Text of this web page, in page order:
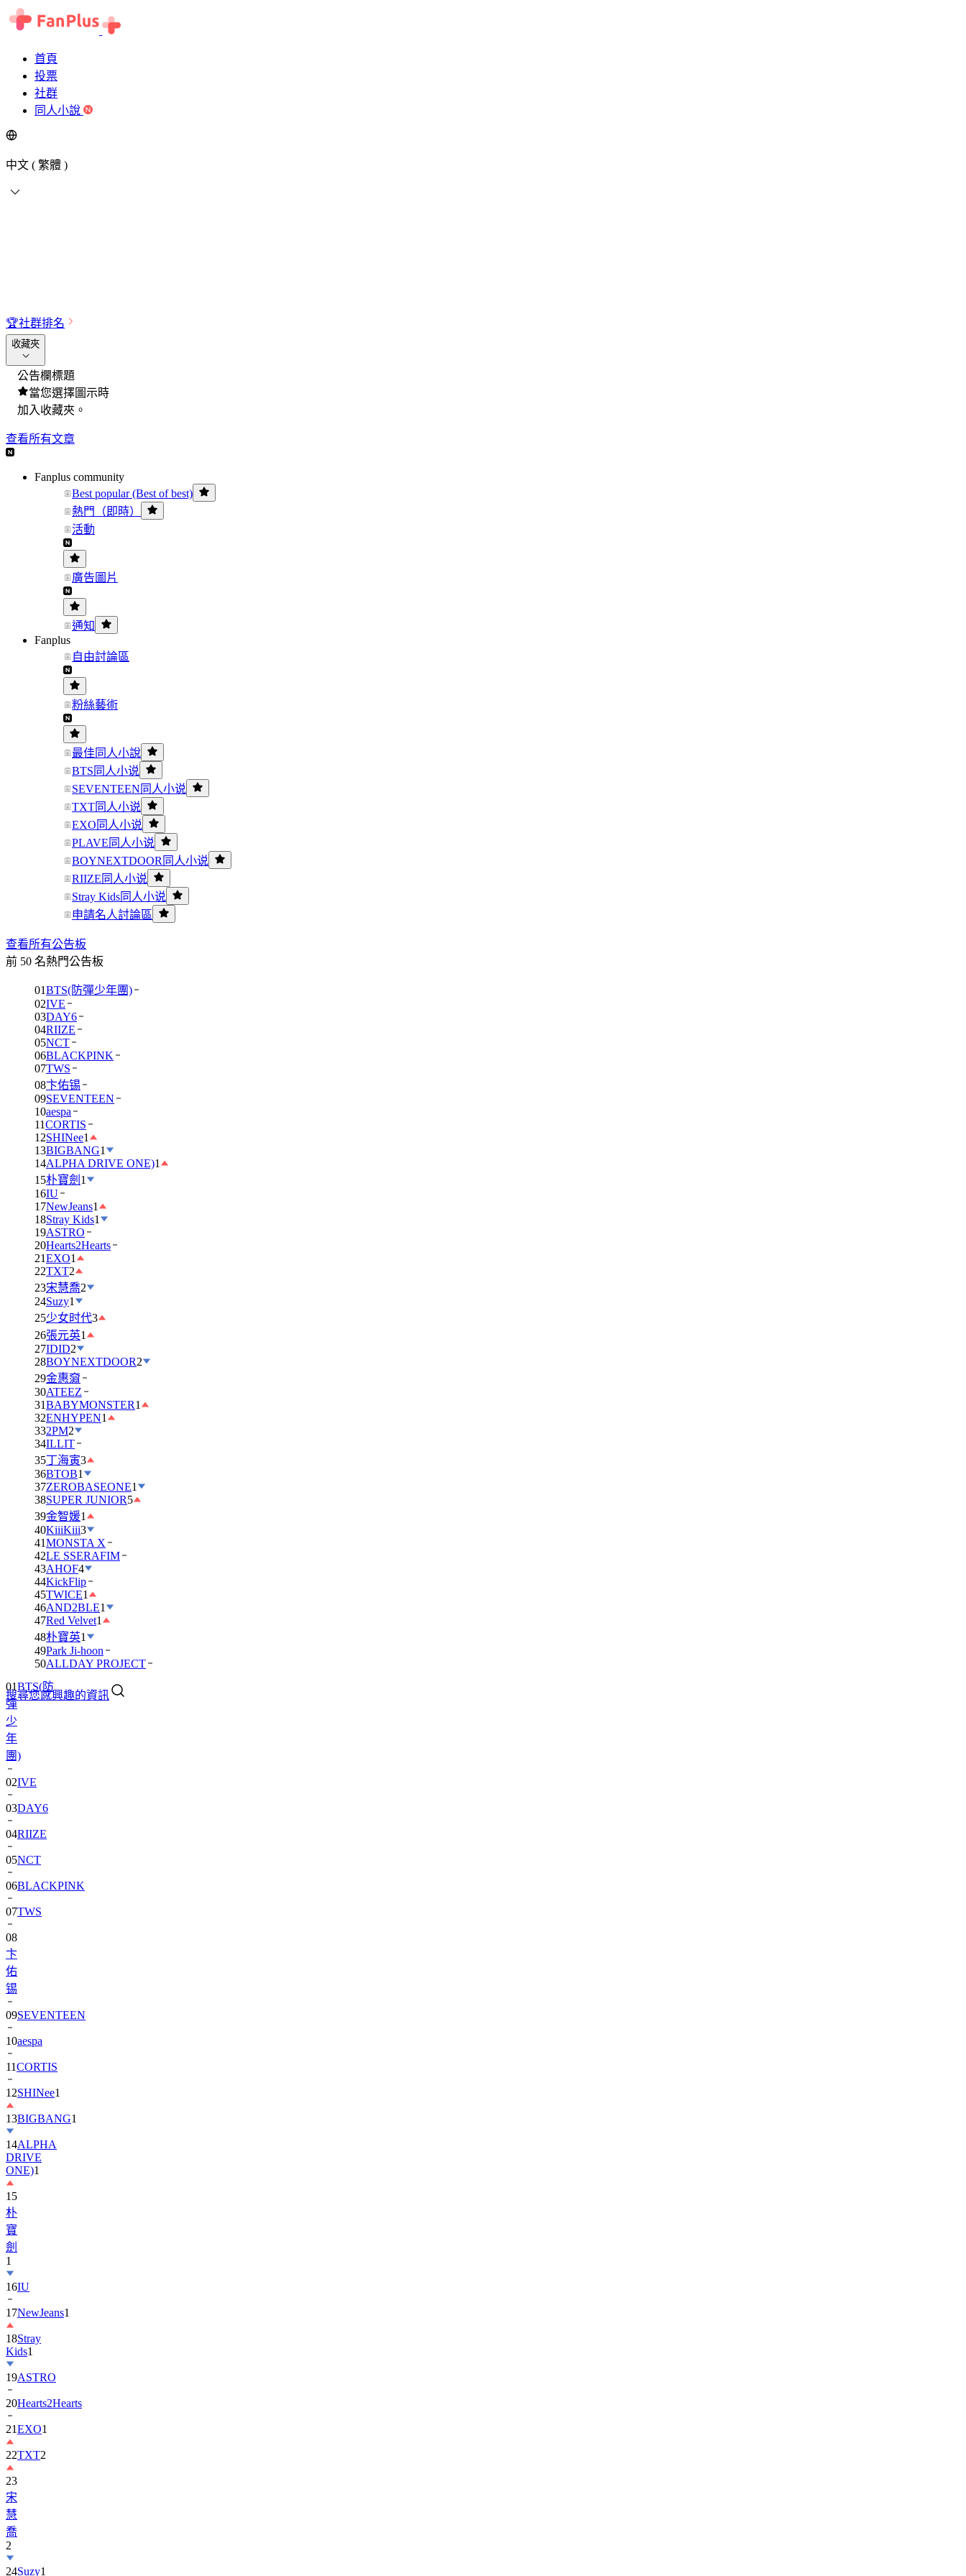
首頁
投票
社群
同人小說
中文 ( 繁體 )
🏆社群排名
收藏夾
公告欄標題
當您選擇圖示時
加入收藏夾。
查看所有文章
Fanplus community
Best popular (Best of best)
熱門（即時）
活動
廣告圖片
通知
Fanplus
自由討論區
粉絲藝術
最佳同人小說
BTS同人小说
SEVENTEEN同人小说
TXT同人小说
EXO同人小说
PLAVE同人小说
BOYNEXTDOOR同人小说
RIIZE同人小说
Stray Kids同人小说
申請名人討論區
查看所有公告板
前 50 名熱門公告板
01BTS(防彈少年團)
02IVE
03DAY6
04RIIZE
05NCT
06BLACKPINK
07TWS
08卞佑锡
09SEVENTEEN
10aespa
11CORTIS
12SHINee1
13BIGBANG1
14ALPHA DRIVE ONE)1
15朴寶劍 1
16IU
17NewJeans1
18Stray Kids1
19ASTRO
20Hearts2Hearts
21EXO1
22TXT2
23宋慧喬2
24Suzy1
25少女时代3
26張元英1
27IDID2
28BOYNEXTDOOR2
29金惠奫
30ATEEZ
31BABYMONSTER1
32ENHYPEN1
332PM2
34ILLIT
35丁海寅3
36BTOB1
37ZEROBASEONE1
38SUPER JUNIOR5
39金智媛1
40KiiiKiii3
41MONSTA X
42LE SSERAFIM
43AHOF4
44KickFlip
45TWICE1
46AND2BLE1
47Red Velvet1
48朴寶英1
49Park Ji-hoon
50ALLDAY PROJECT
搜尋您感興趣的資訊
01BTS(防
彈
少
年
團)
02IVE
03DAY6
04RIIZE
05NCT
06BLACKPINK
07TWS
08
卞
佑
锡
09SEVENTEEN
10aespa
11CORTIS
12SHINee1
13BIGBANG1
14ALPHA
DRIVE
ONE)1
15
朴
寶
劍
1
16IU
17NewJeans1
18Stray
Kids1
19ASTRO
20Hearts2Hearts
21EXO1
22TXT2
23
宋
慧
喬
2
24Suzy1